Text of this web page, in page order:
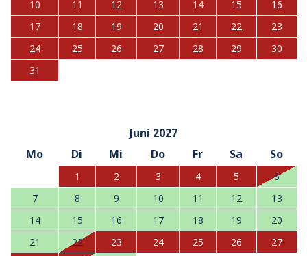
10
11 12 13 14 15
16
17
18 19 20 21 22
23
24
25 26 27 28 29
30
31
Juni 2027
Mo
Di Mi Do Fr Sa So
1 2 3 4 5
6
7
8 9 10 11 12
13
14
15 16 17 18 19
20
21
22 23 24 25 26
27